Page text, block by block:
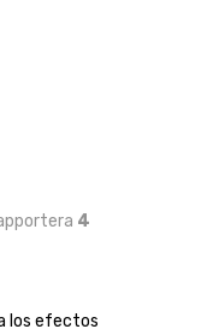
4
los efectos